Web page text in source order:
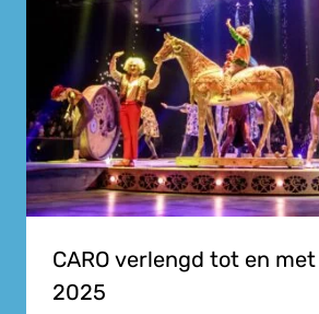
CARO verlengd tot en
2025